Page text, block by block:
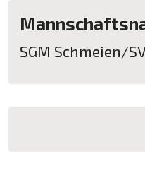
SGM Schmeien/